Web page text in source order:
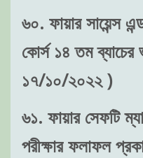
৬০. ফায়ার সায়েন্স
কোর্স ১৪ তম ব্যাচের
১৭/১০/২০২২ )
৬১. ফায়ার সেফটি
পরীক্ষার ফলাফল